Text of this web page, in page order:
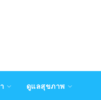
ดูแลสุขภาพ